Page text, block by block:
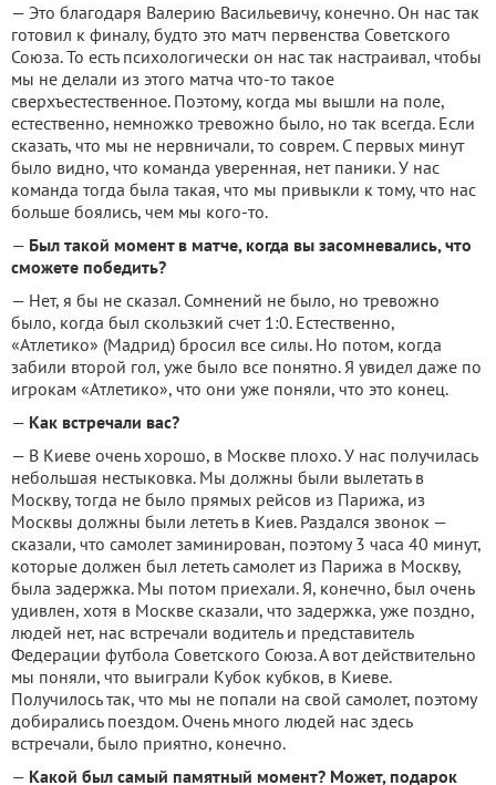
— Это благодаря Валерию Васильевичу, конечно. Он нас так
готовил к финалу, будто это матч первенства Советского
Союза. То есть психологически он нас так настраивал, чтобы
мы не делали из этого матча что-то такое
сверхъестественное. Поэтому, когда мы вышли на поле,
естественно, немножко тревожно было, но так всегда. Если
сказать, что мы не нервничали, то соврем. С первых минут
было видно, что команда уверенная, нет паники. У нас
команда тогда была такая, что мы привыкли к тому, что нас
больше боялись, чем мы кого-то.
— Был такой момент в матче, когда вы засомневались, что
сможете победить?
— Нет, я бы не сказал. Сомнений не было, но тревожно
было, когда был скользкий счет 1:0. Естественно,
«Атлетико» (Мадрид) бросил все силы. Но потом, когда
забили второй гол, уже было все понятно. Я увидел даже по
игрокам «Атлетико», что они уже поняли, что это конец.
— Как встречали вас?
— В Киеве очень хорошо, в Москве плохо. У нас получилась
небольшая нестыковка. Мы должны были вылетать в
Москву, тогда не было прямых рейсов из Парижа, из
Москвы должны были лететь в Киев. Раздался звонок —
сказали, что самолет заминирован, поэтому 3 часа 40 минут,
которые должен был лететь самолет из Парижа в Москву,
была задержка. Мы потом приехали. Я, конечно, был очень
удивлен, хотя в Москве сказали, что задержка, уже поздно,
людей нет, нас встречали водитель и представитель
Федерации футбола Советского Союза. А вот действительно
мы поняли, что выиграли Кубок кубков, в Киеве.
Получилось так, что мы не попали на свой самолет, поэтому
добирались поездом. Очень много людей нас здесь
встречали, было приятно, конечно.
— Какой был самый памятный момент? Может, подарок